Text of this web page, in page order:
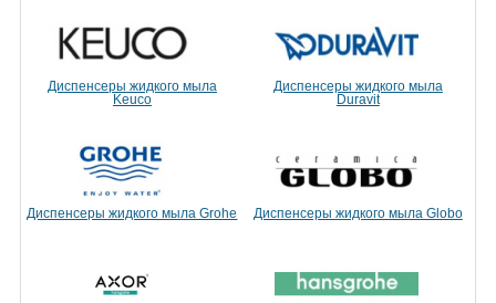
Диспенсеры жидкого мыла
Keuco
Диспенсеры жидкого мыла
Duravit
Диспенсеры жидкого мыла Grohe Диспенсеры жидкого мыла Globo